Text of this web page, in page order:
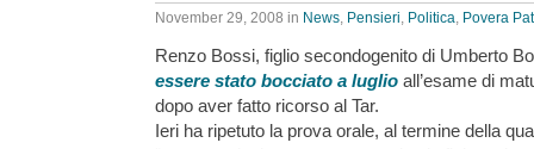
November 29, 2008 in News, Pensieri, Politica, Povera
Renzo Bossi, figlio secondogenito di Umberto
essere stato bocciato a luglio all’esame di
dopo aver fatto ricorso al Tar.
Ieri ha ripetuto la prova orale, al termine della